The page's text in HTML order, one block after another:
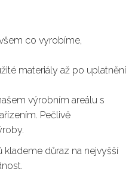
co vyrobíme,
materiály až po uplatnění
výrobním areálu s
Pečlivě
klademe důraz na nejvyšší